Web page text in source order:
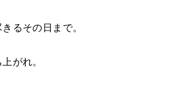
るその日まで。
がれ。